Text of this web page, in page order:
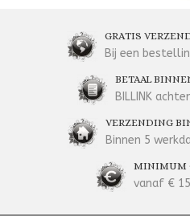
GRATIS
Bij een
BETAAL
BILLINK
VERZENDING
Binnen 5
MINIMUM
vanaf €